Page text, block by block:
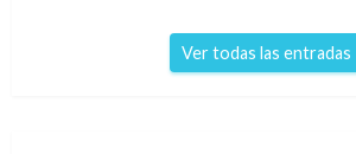
Ver todas las entradas